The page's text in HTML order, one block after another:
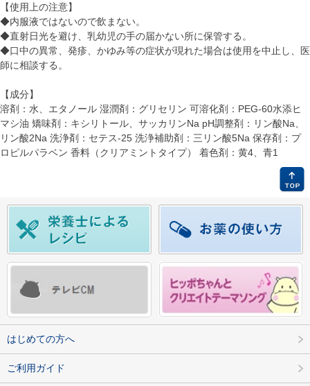
【使用上の注意】
◆内服液ではないので飲まない。
◆直射日光を避け、乳幼児の手の届かない所に保管する。
◆口中の異常、発疹、かゆみ等の症状が現れた場合は使用を中止し、医
師に相談する。
【成分】
溶剤：水、エタノール 湿潤剤：グリセリン 可溶化剤：PEG-60水添ヒ
マシ油 矯味剤：キシリトール、サッカリンNa pH調整剤：リン酸Na、
リン酸2Na 洗浄剤：セテス-25 洗浄補助剤：三リン酸5Na 保存剤：プ
ロピルパラベン 香料（クリアミントタイプ） 着色剤：黄4、青1
はじめての方へ
ご利用ガイド